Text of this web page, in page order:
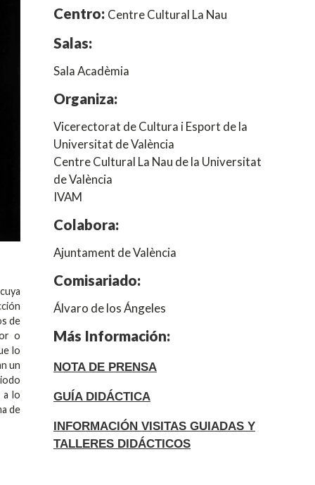
de
o
lo
un
a lo
de
Centro: Centre Cultural La Nau
Salas:
Sala Acadèmia
Organiza:
Vicerectorat de Cultura i Esport de la
Universitat de València
Centre Cultural La Nau de la Universitat
de València
IVAM
Colabora:
Ajuntament de València
Comisariado:
Álvaro de los Ángeles
Más Información:
NOTA DE PRENSA
GUÍA DIDÁCTICA
INFORMACIÓN VISITAS GUIADAS Y
TALLERES DIDÁCTICOS